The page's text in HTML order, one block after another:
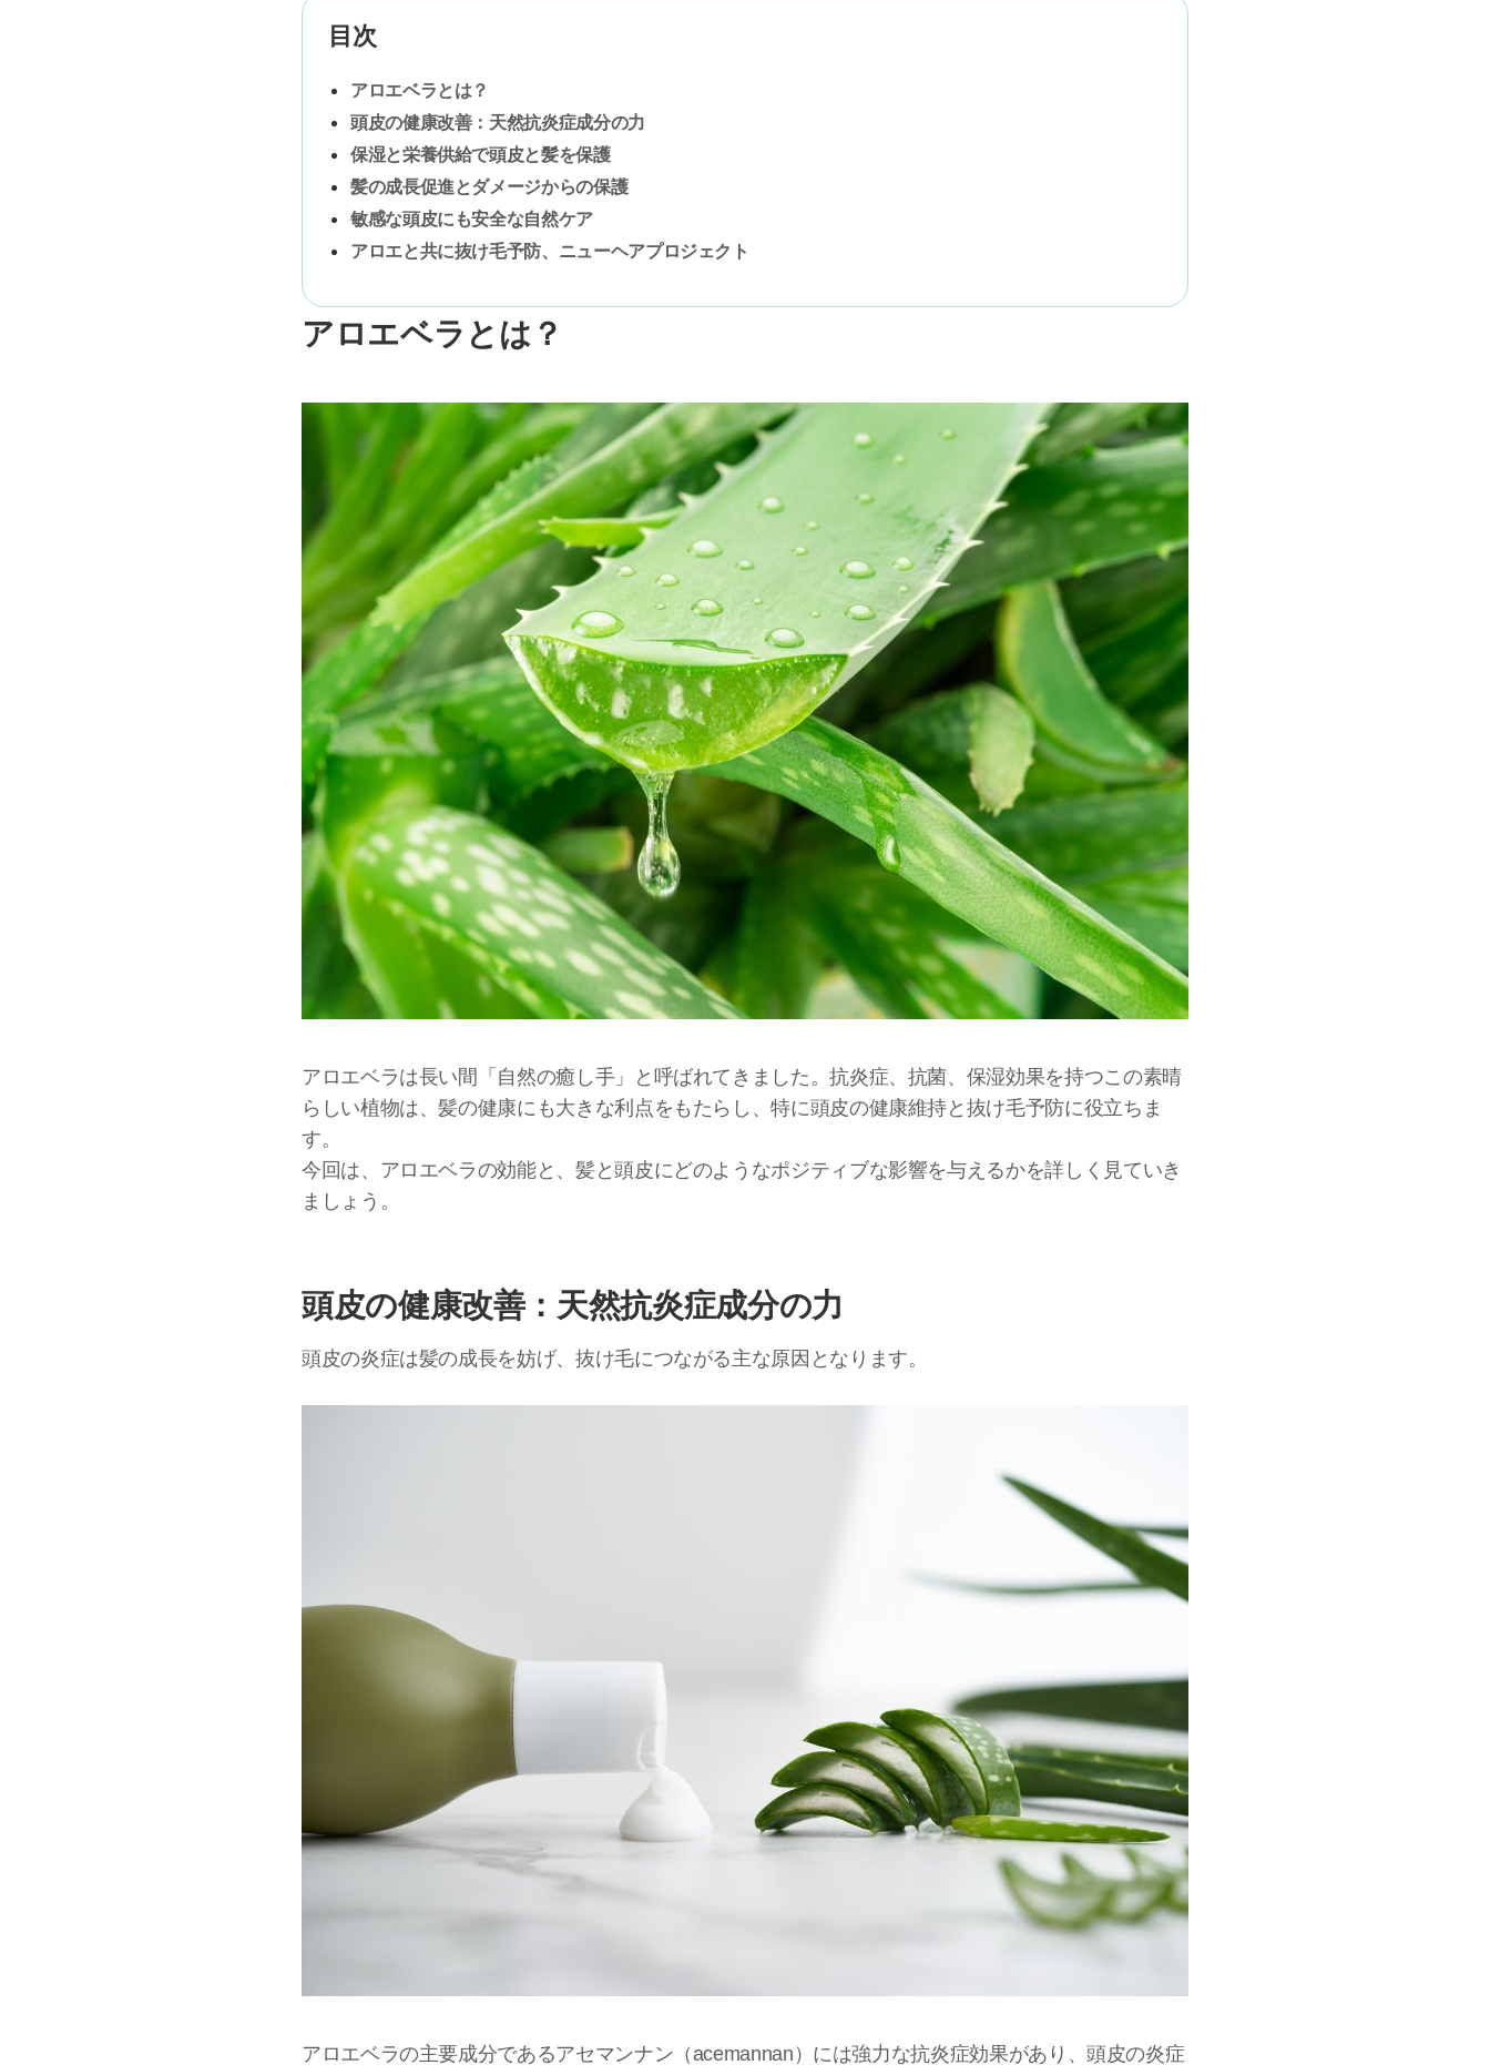
目次
アロエベラとは？
頭皮の健康改善：天然抗炎症成分の力
保湿と栄養供給で頭皮と髪を保護
髪の成長促進とダメージからの保護
敏感な頭皮にも安全な自然ケア
アロエと共に抜け毛予防、ニューヘアプロジェクト
アロエベラとは？
アロエベラは長い間「自然の癒し手」と呼ばれてきました。抗炎症、抗菌、保湿効果を持つこの素晴
らしい植物は、髪の健康にも大きな利点をもたらし、特に頭皮の健康維持と抜け毛予防に役立ちま
す。
今回は、アロエベラの効能と、髪と頭皮にどのようなポジティブな影響を与えるかを詳しく見ていき
ましょう。
頭皮の健康改善：天然抗炎症成分の力
頭皮の炎症は髪の成長を妨げ、抜け毛につながる主な原因となります。
アロエベラの主要成分であるアセマンナン（acemannan）には強力な抗炎症効果があり、頭皮の炎症